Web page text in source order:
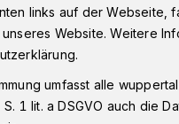
im Hinterhof
dem Balkon oder
Serie „Urbane
und Leser
Garten. Als
links auf der Webseite,
Website. Weitere
umfasst alle
1 lit. a DSGVO auch die